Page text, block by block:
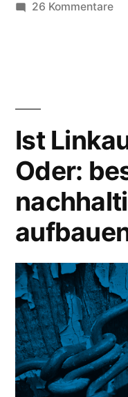
26 Kommentarezu
Ist
Oder: